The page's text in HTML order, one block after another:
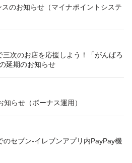
のお知らせ（マイナポイントシステ
次のお店を応援しよう！「がんばろ
延期のお知らせ
らせ（ボーナス運用）
のセブン-イレブンアプリ内PayPay機